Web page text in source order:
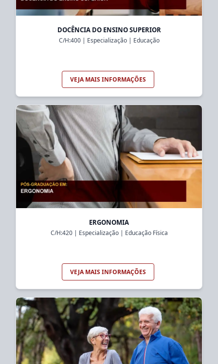
DOCÊNCIA DO ENSINO SUPERIOR
C/H:400| Especialização| Educação
VEJA MAIS INFORMAÇÕES
ERGONOMIA
C/H:420| Especialização| Educação Física
VEJA MAIS INFORMAÇÕES